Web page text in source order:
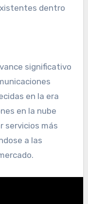
dentro
significativo
en la era
en la nube
servicios más
a las